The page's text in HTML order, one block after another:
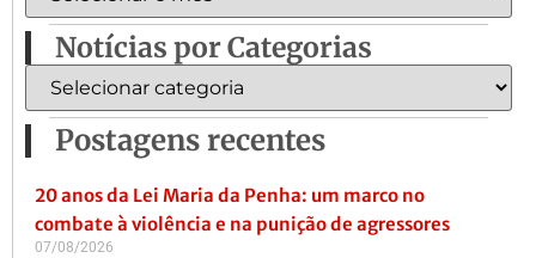
Notícias por Categorias
Postagens recentes
20 anos da Lei Maria da Penha: um marco no
combate à violência e na punição de agressores
07/08/2026